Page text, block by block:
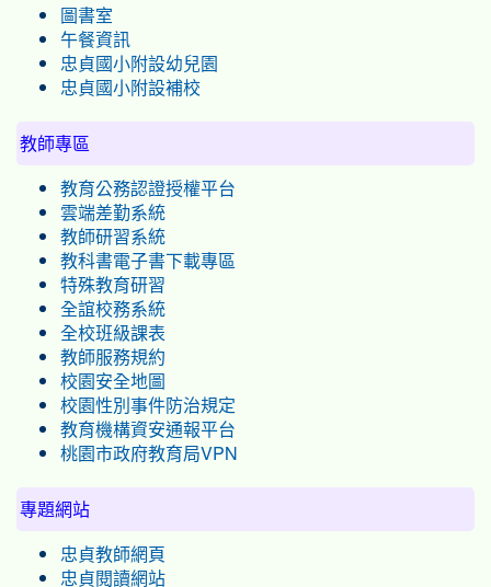
圖書室
午餐資訊
忠貞國小附設幼兒園
忠貞國小附設補校
教師專區
教育公務認證授權平台
雲端差勤系統
教師研習系統
教科書電子書下載專區
特殊教育研習
全誼校務系統
全校班級課表
教師服務規約
校園安全地圖
校園性別事件防治規定
教育機構資安通報平台
桃園市政府教育局VPN
專題網站
忠貞教師網頁
忠貞閱讀網站